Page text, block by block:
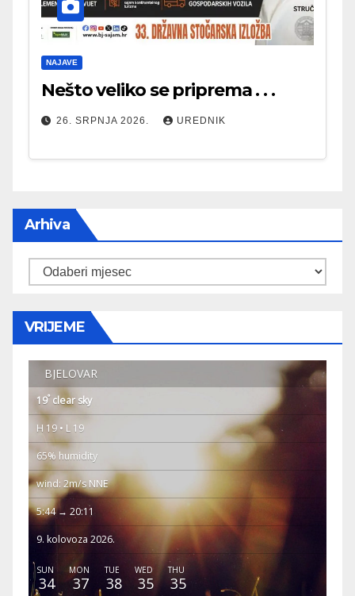
NAJAVE
Nešto veliko se priprema . . .
26. SRPNJA 2026. UREDNIK
Arhiva
Arhiva
VRIJEME
BJELOVAR
19° clear sky
H 19 • L 19
65% humidity
wind: 2m/s NNE
5:44 → 20:11
9. kolovoza 2026.
SUN
34
MON
37
TUE
38
WED
35
THU
35